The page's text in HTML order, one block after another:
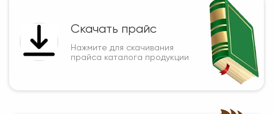
Скачать прайс
Нажмите для скачивания
прайса каталога продукции